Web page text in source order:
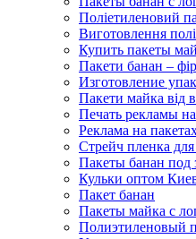
Поліетиленовий
Виготовлення
Купить пакеты
Пакети банан –
Изготовление
Пакети майка від
Печать рекламы
Реклама на
Стрейч пленка
Пакеты банан под
Кульки оптом
Пакет банан
Пакеты майка с
Полиэтиленовый